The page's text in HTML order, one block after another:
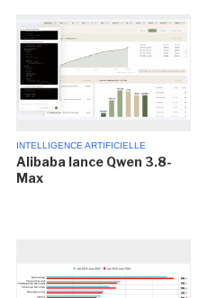
INTELLIGENCE ARTIFICIELLE
Alibaba lance Qwen 3.8-
Max